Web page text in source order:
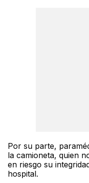
Por su parte,
la camioneta, quien
en riesgo su
hospital.